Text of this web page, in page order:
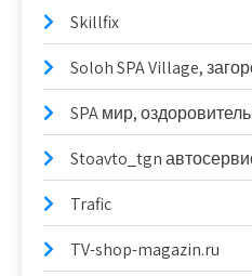
Skillfix
Soloh SPA Village,
SPA мир,
Stoavto_tgn
Trafic
TV-shop-magazin.ru